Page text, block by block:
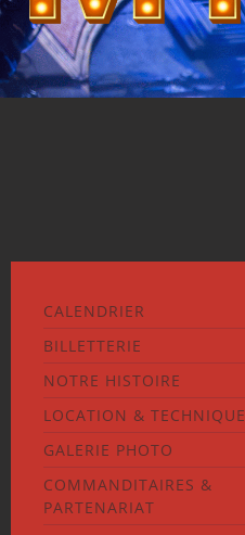
CALENDRIER
BILLETTERIE
NOTRE HISTOIRE
LOCATION & TECHNIQUE
GALERIE PHOTO
COMMANDITAIRES &
PARTENARIAT